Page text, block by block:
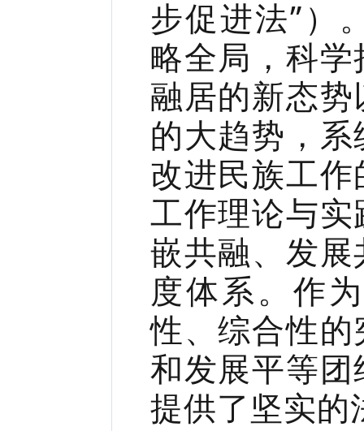
步促进法”）
略全局，科
融居的新态
的大趋势，
改进民族工
工作理论与
嵌共融、发
度体系。作
性、综合性
和发展平等
提供了坚实的